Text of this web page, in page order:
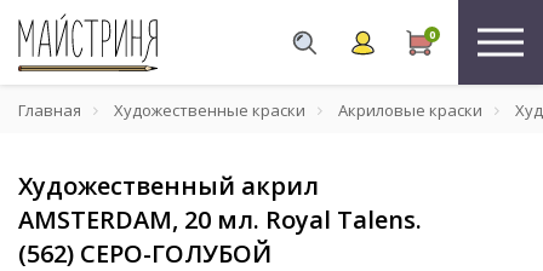
0
Главная Художественные краски Акриловые краски
Художественный акрил
AMSTERDAM, 20 мл. Royal Talens.
(562) СЕРО-ГОЛУБОЙ